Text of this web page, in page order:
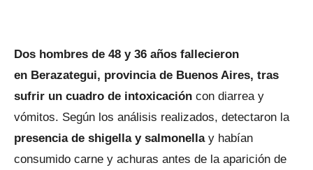
Dos hombres de 48 y 36 años fallecieron
en Berazategui, provincia de Buenos Aires, tras
sufrir un cuadro de intoxicación con diarrea y
vómitos. Según los análisis realizados, detectaron la
presencia de shigella y salmonella y habían
consumido carne y achuras antes de la aparición de